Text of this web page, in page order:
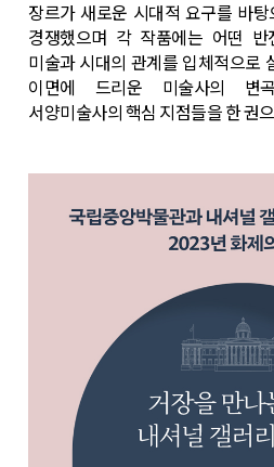
장르가 새로운 시대적 요구를 바
경쟁했으며 각 작품에는 어떤 반
미술과 시대의 관계를 입체적으로
이면에 드리운 미술사의 변
서양미술사의 핵심 지점들을 한 권